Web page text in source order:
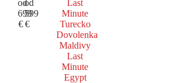
od
699
€
od
599
€
Last
Minute
Turecko
Dovolenka
Maldivy
Last
Minute
Egypt